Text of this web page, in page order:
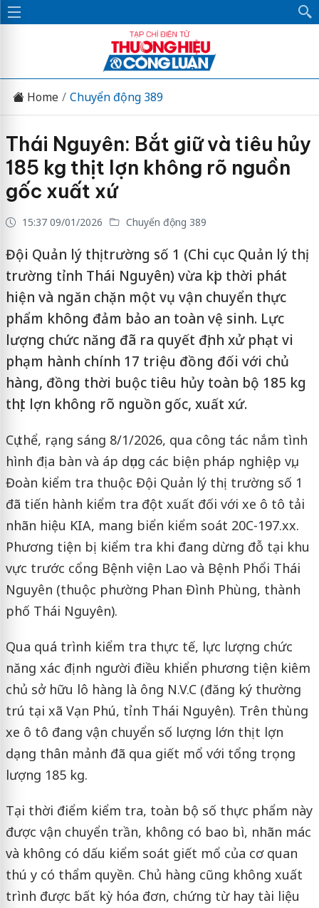
Home Chuyển động 389
Thái Nguyên: Bắt giữ và tiêu hủy
185 kg thịt lợn không rõ nguồn
gốc xuất xứ
15:37 09/01/2026 Chuyển động 389
Đội Quản lý thị trường số 1 (Chi cục Quản lý thị
trường tỉnh Thái Nguyên) vừa kịp thời phát
hiện và ngăn chặn một vụ vận chuyển thực
phẩm không đảm bảo an toàn vệ sinh. Lực
lượng chức năng đã ra quyết định xử phạt vi
phạm hành chính 17 triệu đồng đối với chủ
hàng, đồng thời buộc tiêu hủy toàn bộ 185 kg
thịt lợn không rõ nguồn gốc, xuất xứ.
Cụ thể, rạng sáng 8/1/2026, qua công tác nắm tình
hình địa bàn và áp dụng các biện pháp nghiệp vụ,
Đoàn kiểm tra thuộc Đội Quản lý thị trường số 1
đã tiến hành kiểm tra đột xuất đối với xe ô tô tải
nhãn hiệu KIA, mang biển kiểm soát 20C-197.xx.
Phương tiện bị kiểm tra khi đang dừng đỗ tại khu
vực trước cổng Bệnh viện Lao và Bệnh Phổi Thái
Nguyên (thuộc phường Phan Đình Phùng, thành
phố Thái Nguyên).
Qua quá trình kiểm tra thực tế, lực lượng chức
năng xác định người điều khiển phương tiện kiêm
chủ sở hữu lô hàng là ông N.V.C (đăng ký thường
trú tại xã Vạn Phú, tỉnh Thái Nguyên). Trên thùng
xe ô tô đang vận chuyển số lượng lớn thịt lợn
dạng thân mảnh đã qua giết mổ với tổng trọng
lượng 185 kg.
Tại thời điểm kiểm tra, toàn bộ số thực phẩm này
được vận chuyển trần, không có bao bì, nhãn mác
và không có dấu kiểm soát giết mổ của cơ quan
thú y có thẩm quyền. Chủ hàng cũng không xuất
trình được bất kỳ hóa đơn, chứng từ hay tài liệu